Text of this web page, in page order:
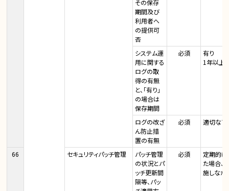
その保存
期間及び
利用者へ
の提供可
否
システム運
用に関する
ログの取
得の有無
と、「有り」
の場合は
保存期間
必須
有り
1年以上
ログの改ざ
ん防止措
置の有無
必須 適切なア
66 セキュリティパッチ管理
パッチ管理
の状況とパ
ッチ更新間
隔等、パッ
必須
定期的に
た場合、
施しなが